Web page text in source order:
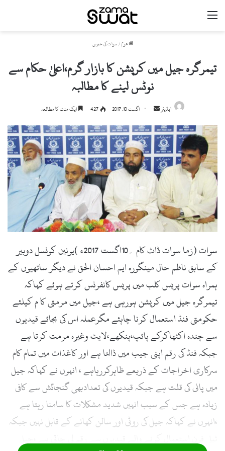
ھوم / سوات کی خبریں
تیمرگرہ جیل میں کرپشن کا بازار گرم،اعلیٰ حکام سے
نوٹس لینے کا مطالبہ
ایڈیٹر
n
a
n
m
a
l
اگست 10, 2017 427 ایک منٹ کا مطالعہ
سوات (زما سوات ڈاٹ کام ۔10اگست 2017ء )یونین کونسل دوبیر
کے سابق ناظم حال مینگورہ ایم احسان الحق نے دیگر ساتھیوں کے
ہمراہ سوات پریس کلب میں پریس کانفرنس کرتے ہوئے کہاکہ
تیمرگرہ جیل میں کرپشن ہورہی ہے ،جیل میں مرمتی کا م کیلئے
حکومتی فنڈ استعمال کرنا چاہئے مگرعملہ اس کی بجائے قیدیوں
سے چندہ اکٹھاکرکے پائپ،پنکھے،لایٹ وغیرہ مرمت کرتا ہے
جبکہ فنڈ کی رقم اپنی جیب میں ڈالتا ہے اور کاغذات میں تمام کام
سرکاری اخراجات کے ذریعے ظاہرکررہاہے ، انہوں نے کہاکہ جیل
میں پانی کی قلت ہے جبکہ قیدیوں کی تعدادبھی گنجائش سے کافی
زیادہ ہے جس کے سبب انہیں شدید مشکلات کا سامنا رہتا ہے
،انہوں نے کہاکہ جیل کی روٹی اور سالن کھانے کے قابل نہیں جبکہ